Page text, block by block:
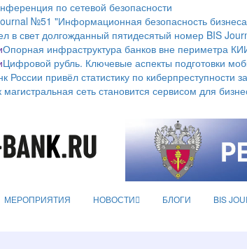
по сетевой безопасности
№51 "Информационная безопасность
в свет долгожданный пятидесятый номер BIS
Опорная инфраструктура банков вне периметра
Цифровой рубль. Ключевые аспекты подготовки
России привёл статистику по киберпреступности
магистральная сеть становится сервисом для
МЕРОПРИЯТИЯ НОВОСТИ БЛОГИ BIS